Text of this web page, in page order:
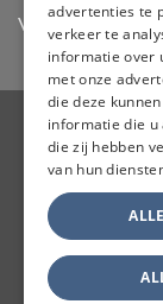
Vertrouwd door
Visa
JAPANSE
Copyright
advertenties te
verkeer te
informatie over
met onze
die deze
informatie die
die zij hebben
van hun